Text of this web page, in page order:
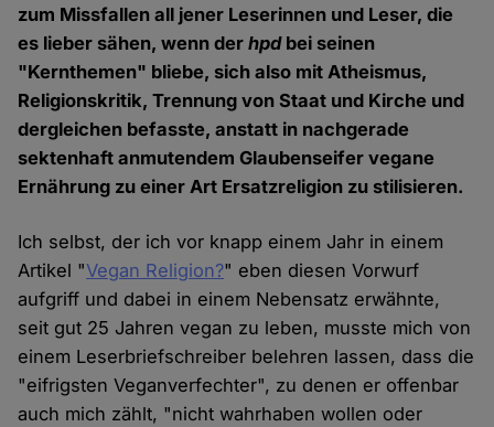
zum Missfallen all jener Leserinnen und Leser, die
es lieber sähen, wenn derhpdbei seinen
"Kernthemen" bliebe, sich also mit Atheismus,
Religionskritik, Trennung von Staat und Kirche und
dergleichen befasste, anstatt in nachgerade
sektenhaft anmutendem Glaubenseifer vegane
Ernährung zu einer Art Ersatzreligion zu stilisieren.
Ich selbst, der ich vor knapp einem Jahr in einem
Artikel "Vegan Religion?" eben diesen Vorwurf
aufgriff und dabei in einem Nebensatz erwähnte,
seit gut 25 Jahren vegan zu leben, musste mich von
einem Leserbriefschreiber belehren lassen, dass die
"eifrigsten Veganverfechter", zu denen er offenbar
auch mich zählt, "nicht wahrhaben wollen oder